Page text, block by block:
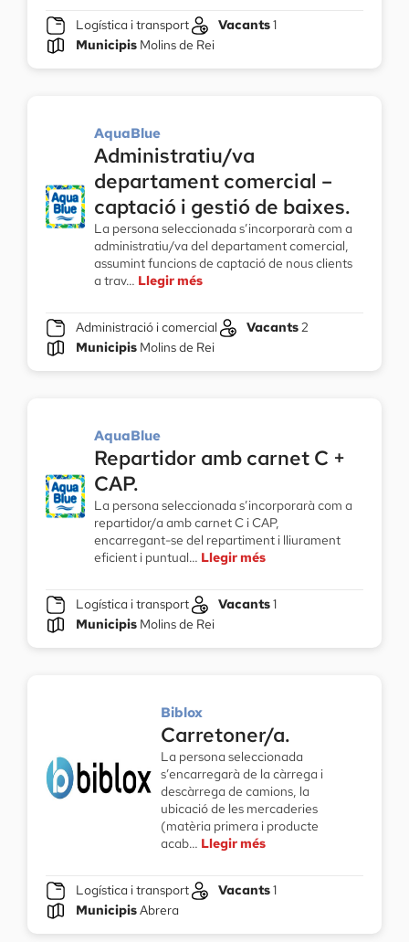
Logística i transport Vacants1
MunicipisMolins de Rei
AquaBlue
Administratiu/va
departament comercial –
captació i gestió de baixes.
La persona seleccionada s’incorporarà com a
administratiu/va del departament comercial,
assumint funcions de captació de nous clients
a trav… Llegir més
Administració i comercial Vacants2
MunicipisMolins de Rei
AquaBlue
Repartidor amb carnet C +
CAP.
La persona seleccionada s’incorporarà com a
repartidor/a amb carnet C i CAP,
encarregant-se del repartiment i lliurament
eficient i puntual… Llegir més
Logística i transport Vacants1
MunicipisMolins de Rei
Biblox
Carretoner/a.
La persona seleccionada
s’encarregarà de la càrrega i
descàrrega de camions, la
ubicació de les mercaderies
(matèria primera i producte
acab… Llegir més
Logística i transport Vacants1
MunicipisAbrera